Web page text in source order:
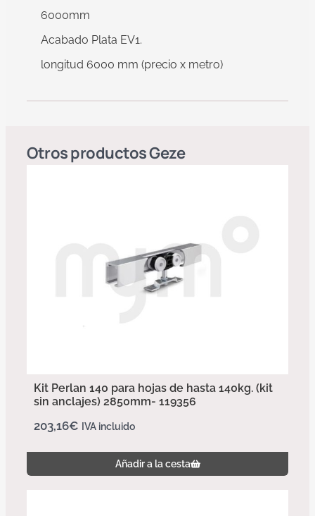
6000mm
Acabado Plata EV1.
longitud 6000 mm (precio x metro)
Otros productosGeze
Kit Perlan 140 para hojas de hasta 140kg. (kit
sin anclajes) 2850mm- 119356
203,16€ IVA incluido
Añadir a la cesta